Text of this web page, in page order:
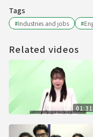
Tags
#Industries and jobs #
Related videos